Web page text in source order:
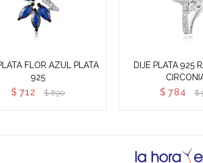
FLOR AZUL PLATA
925
$ 712 $ 890
DIJE PLATA 925
$ 784 $